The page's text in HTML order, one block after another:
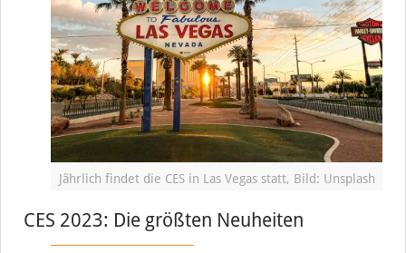
Jährlich findet die CES in Las Vegas statt, Bild: Unsplash
CES 2023: Die größten Neuheiten